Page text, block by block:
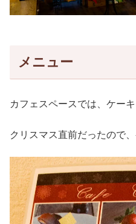
メニュー
カフェスペースでは、ケー
クリスマス直前だったので